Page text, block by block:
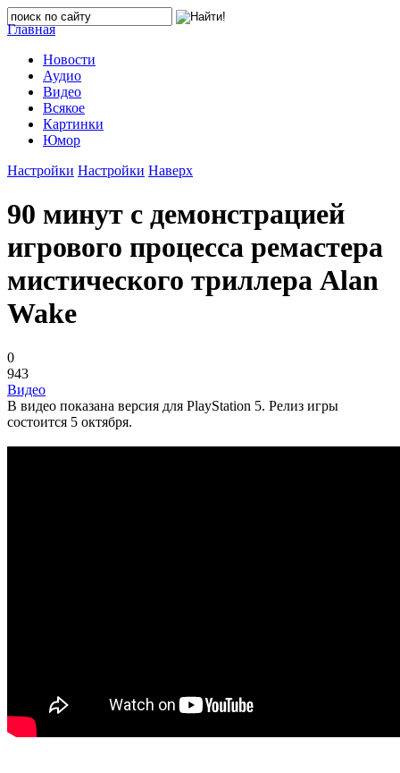
Главная
Новости
Аудио
Видео
Всякое
Картинки
Юмор
Настройки Настройки Наверх
90 минут с демонстрацией
игрового процесса ремастера
мистического триллера Alan
Wake
0
943
Видео
В видео показана версия для PlayStation 5. Релиз игры
состоится 5 октября.